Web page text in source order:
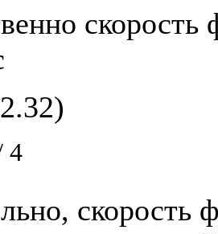
скорость
4
скорость